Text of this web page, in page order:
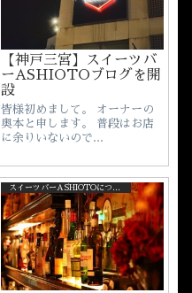
【神戸三宮】スイーツバ
ーASHIOTOブログを開
設
皆様初めまして。 オーナーの
奥本と申します。 普段はお店
に余りいないので...
スイーツバーASHIOTOについて